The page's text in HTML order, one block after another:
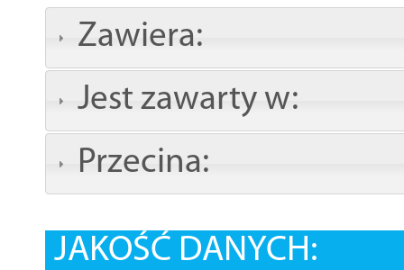
Zawiera:
Jest zawarty w:
Przecina:
JAKOŚĆ DANYCH: